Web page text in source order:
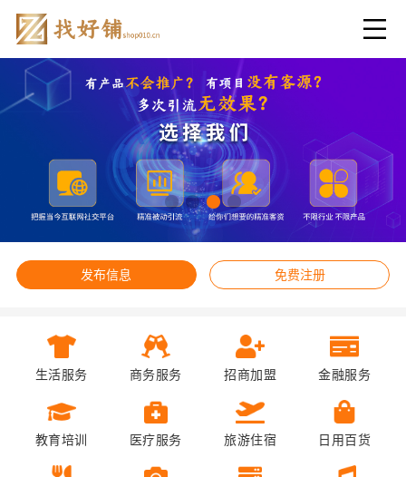
发布信息 免费注册
生活服务 商务服务 招商加盟 金融服务
教育培训 医疗服务 旅游住宿 日用百货